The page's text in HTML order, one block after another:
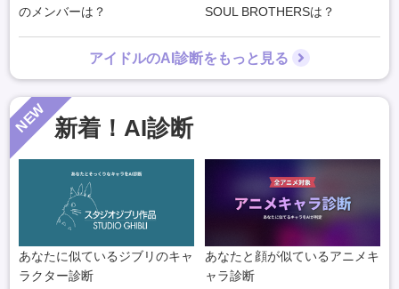
のメンバーは？
SOUL BROTHERSは？
アイドルのAI診断をもっと見る
NEW 新着！AI診断
あなたに似ているジブリのキャ
ラクター診断
あなたと顔が似ているアニメキ
ャラ診断